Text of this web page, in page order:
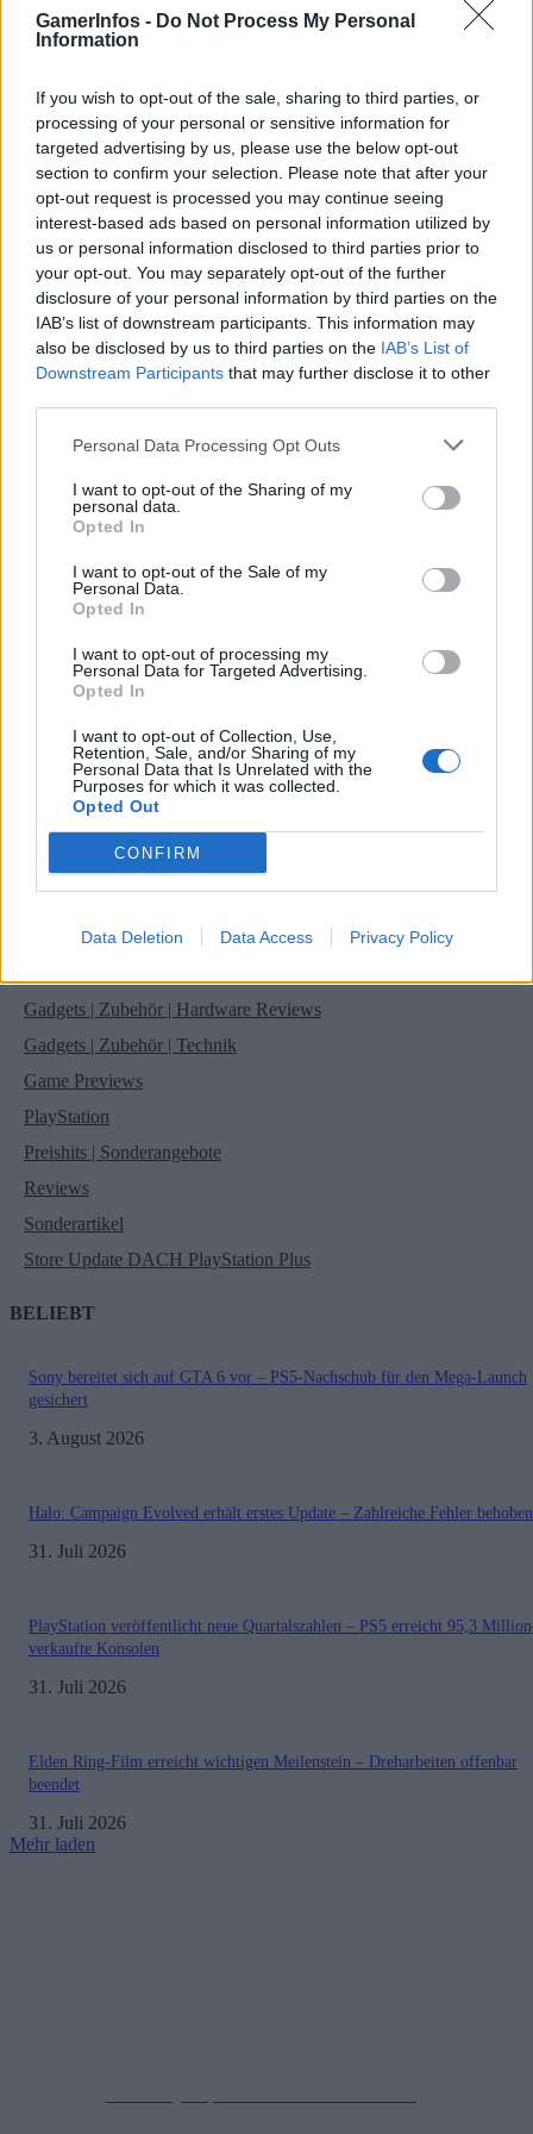
GamerInfos - Do Not Process My Personal
Information
If you wish to opt-out of the sale, sharing to third parties, or
processing of your personal or sensitive information for
targeted advertising by us, please use the below opt-out
section to confirm your selection. Please note that after your
opt-out request is processed you may continue seeing
interest-based ads based on personal information utilized by
us or personal information disclosed to third parties prior to
your opt-out. You may separately opt-out of the further
disclosure of your personal information by third parties on the
IAB’s list of downstream participants. This information may
also be disclosed by us to third parties on the IAB’s List of
Downstream Participants that may further disclose it to other
Personal Data Processing Opt Outs
I want to opt-out of the Sharing of my
personal data.
Opted In
I want to opt-out of the Sale of my
Personal Data.
Opted In
I want to opt-out of processing my
Personal Data for Targeted Advertising.
Opted In
I want to opt-out of Collection, Use,
Retention, Sale, and/or Sharing of my
Personal Data that Is Unrelated with the
Purposes for which it was collected.
Opted Out
CONFIRM
Data Deletion Data Access Privacy Policy
.News
Halo: Campaign Evolved erhält erstes Update – Zahlreiche Fehler behoben
.News
PlayStation veröffentlicht neue Quartalszahlen – PS5 erreicht 95,3
Millionen verkaufte Konsolen
31. Juli 2026
Kommentieren Sie den Artikel
Name:*
Bitte geben Sie hier Ihren Namen ein
Sie haben eine falsche E-Mail-Adresse eingegeben!
Bitte geben Sie hier Ihre E-Mail-Adresse ein
Kategorien
.News
E3 | GamesCom | Events | Messen
Gadgets | Zubehör | Hardware Reviews
Gadgets | Zubehör | Technik
Game Previews
PlayStation
Preishits | Sonderangebote
Reviews
Sonderartikel
Store Update DACH PlayStation Plus
BELIEBT
Sony bereitet sich auf GTA 6 vor – PS5-Nachschub für den Mega-Launch
gesichert
3. August 2026
Halo: Campaign Evolved erhält erstes Update – Zahlreiche Fehler behoben
31. Juli 2026
PlayStation veröffentlicht neue Quartalszahlen – PS5 erreicht 95,3
verkaufte Konsolen
31. Juli 2026
Elden Ring-Film erreicht wichtigen Meilenstein – Dreharbeiten offenbar
beendet
31. Juli 2026
Mehr laden